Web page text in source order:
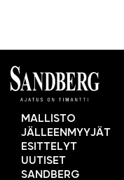
MALLISTO
JÄLLEENMYYJÄT
ESITTELYT
UUTISET
SANDBERG